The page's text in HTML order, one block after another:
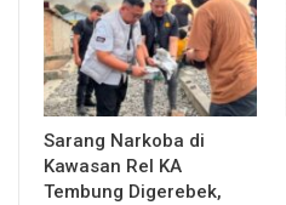
Sarang Narkoba di
Kawasan Rel KA
Tembung Digerebek,